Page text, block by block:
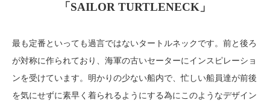
「 SAILOR TURTLENECK 」
最も定番といっても過言ではないタートルネックです。前と後ろ
が対称に作られており、海軍の古いセーターにインスピレーショ
ンを受けています。明かりの少ない船内で、忙しい船員達が前後
を気にせずに素早く着られるようにする為にこのようなデザイン